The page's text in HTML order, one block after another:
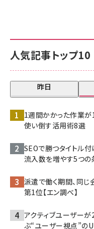
人気記事トップ10
昨日
1週間かかった作業
使い倒す活用術8選
SEOで勝つタイトル
流入数を増やす5つの
派遣で働く期間、同じ
第1位【エン調べ】
アクティブユーザー
ぶ“ユーザー視点”の